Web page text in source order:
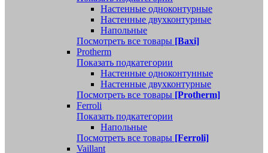
Настенные одноконтурные
Настенные двухконтурные
Напольные
Посмотреть все товары [Baxi]
Protherm
Показать подкатегории
Настенные одноконтунные
Настенные двухконтурные
Посмотреть все товары [Protherm]
Ferroli
Показать подкатегории
Напольные
Посмотреть все товары [Ferroli]
Vaillant